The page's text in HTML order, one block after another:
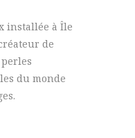
installée à Île
de
du monde